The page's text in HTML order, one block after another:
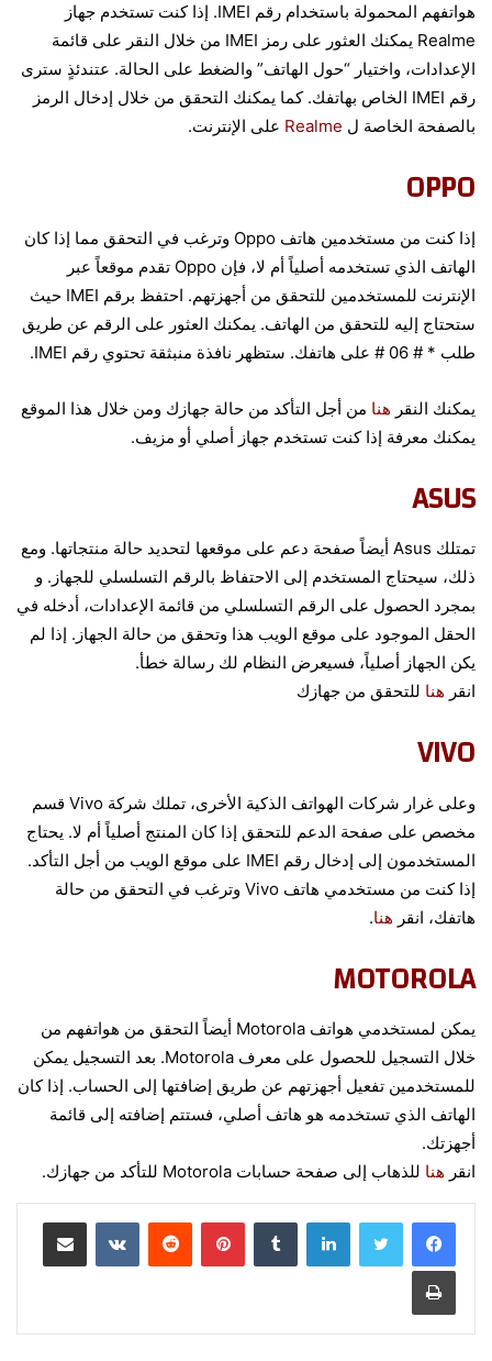
هواتفهم المحمولة باستخدام رقم IMEI. إذا كنت تستخدم جهاز
Realme يمكنك العثور على رمز IMEI من خلال النقر على قائمة
الإعدادات، واختيار “حول الهاتف” والضغط على الحالة. عتندئذٍ سترى
رقم IMEI الخاص بهاتفك. كما يمكنك التحقق من خلال إدخال الرمز
بالصفحة الخاصة ل Realme على الإنترنت.
OPPO
إذا كنت من مستخدمين هاتف Oppo وترغب في التحقق مما إذا كان
الهاتف الذي تستخدمه أصلياً أم لا، فإن Oppo تقدم موقعاً عبر
الإنترنت للمستخدمين للتحقق من أجهزتهم. احتفظ برقم IMEI حيث
ستحتاج إليه للتحقق من الهاتف. يمكنك العثور على الرقم عن طريق
طلب * # 06 # على هاتفك. ستظهر نافذة منبثقة تحتوي رقم IMEI.
يمكنك النقر هنا من أجل التأكد من حالة جهازك ومن خلال هذا الموقع
يمكنك معرفة إذا كنت تستخدم جهاز أصلي أو مزيف.
ASUS
تمتلك Asus أيضاً صفحة دعم على موقعها لتحديد حالة منتجاتها. ومع
ذلك، سيحتاج المستخدم إلى الاحتفاظ بالرقم التسلسلي للجهاز. و
بمجرد الحصول على الرقم التسلسلي من قائمة الإعدادات، أدخله في
الحقل الموجود على موقع الويب هذا وتحقق من حالة الجهاز. إذا لم
يكن الجهاز أصلياً، فسيعرض النظام لك رسالة خطأ.
انقر هنا للتحقق من جهازك
VIVO
وعلى غرار شركات الهواتف الذكية الأخرى، تملك شركة Vivo قسم
مخصص على صفحة الدعم للتحقق إذا كان المنتج أصلياً أم لا. يحتاج
المستخدمون إلى إدخال رقم IMEI على موقع الويب من أجل التأكد.
إذا كنت من مستخدمي هاتف Vivo وترغب في التحقق من حالة
هاتفك، انقر هنا.
MOTOROLA
يمكن لمستخدمي هواتف Motorola أيضاً التحقق من هواتفهم من
خلال التسجيل للحصول على معرف Motorola. بعد التسجيل يمكن
للمستخدمين تفعيل أجهزتهم عن طريق إضافتها إلى الحساب. إذا كان
الهاتف الذي تستخدمه هو هاتف أصلي، فستتم إضافته إلى قائمة
أجهزتك.
انقر هنا للذهاب إلى صفحة حسابات Motorola للتأكد من جهازك.
لينكدإن بينتيريست